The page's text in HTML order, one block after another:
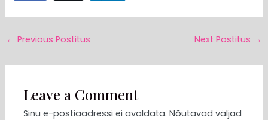
← Previous Postitus Next Postitus →
Leave a Comment
Sinu e-postiaadressi ei avaldata. Nõutavad väljad